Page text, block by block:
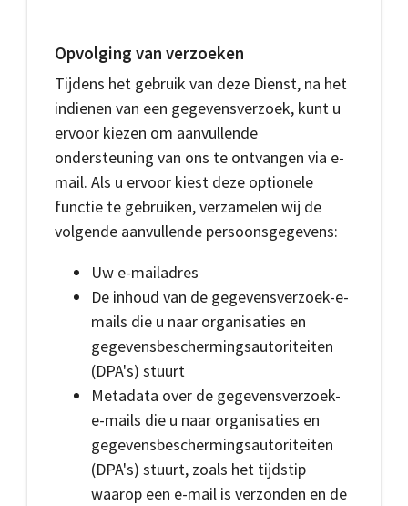
Opvolging van verzoeken
Tijdens het gebruik van deze Dienst, na het
indienen van een gegevensverzoek, kunt u
ervoor kiezen om aanvullende
ondersteuning van ons te ontvangen via e-
mail. Als u ervoor kiest deze optionele
functie te gebruiken, verzamelen wij de
volgende aanvullende persoonsgegevens:
Uw e-mailadres
De inhoud van de gegevensverzoek-e-
mails die u naar organisaties en
gegevensbeschermingsautoriteiten
(DPA's) stuurt
Metadata over de gegevensverzoek-
e-mails die u naar organisaties en
gegevensbeschermingsautoriteiten
(DPA's) stuurt, zoals het tijdstip
waarop een e-mail is verzonden en de